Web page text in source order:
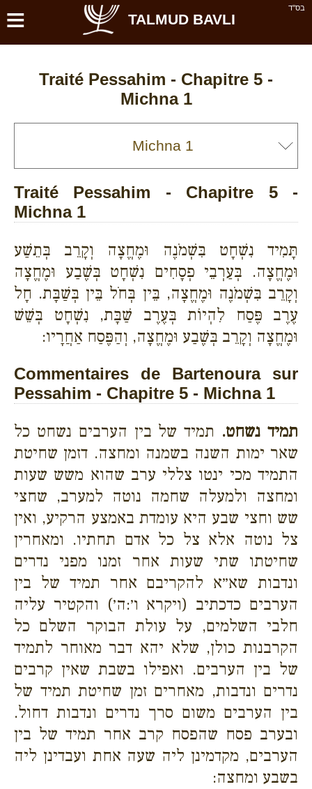
בס''ד ≡ TALMUD BAVLI
Traité Pessahim - Chapitre 5 -
Michna 1
Traité Pessahim - Chapitre 5 -
Michna 1
תָּמִיד נִשְׁחָט בִּשְׁמֹנֶה וּמֶחֱצָה וְקָרֵב בְּתֵשַׁע
וּמֶחֱצָה. בְּעַרְבֵי פְסָחִים נִשְׁחָט בְּשֶׁבַע וּמֶחֱצָה
וְקָרֵב בִּשְׁמֹנֶה וּמֶחֱצָה, בֵּין בְּחֹל בֵּין בְּשַׁבָּת. חָל
עֶרֶב פֶּסַח לִהְיוֹת בְּעֶרֶב שַׁבָּת, נִשְׁחָט בְּשֵׁשׁ
וּמֶחֱצָה וְקָרֵב בְּשֶׁבַע וּמֶחֱצָה, וְהַפֶּסַח אַחֲרָיו:
Commentaires de Bartenoura sur
Pessahim - Chapitre 5 - Michna 1
תמיד נשחט. תמיד של בין הערבים נשחט כל
שאר ימות השנה בשמנה ומחצה. דזמן שחיטת
התמיד מכי ינטו צללי ערב שהוא משש שעות
ומחצה ולמעלה שחמה נוטה למערב, שחצי
שש וחצי שבע היא עומדת באמצע הרקיע, ואין
צל נוטה אלא צל כל אדם תחתיו. ומאחרין
שחיטתו שתי שעות אחר זמנו מפני נדרים
ונדבות שא״א להקריבם אחר תמיד של בין
הערבים כדכתיב (ויקרא ו׳:ה׳) והקטיר עליה
חלבי השלמים, על עולת הבוקר השלם כל
הקרבנות כולן, שלא יהא דבר מאוחר לתמיד
של בין הערבים. ואפילו בשבת שאין קרבים
נדרים ונדבות, מאחרים זמן שחיטת תמיד של
בין הערבים משום סרך נדרים ונדבות דחול.
ובערב פסח שהפסח קרב אחר תמיד של בין
הערבים, מקדמינן ליה שעה אחת ועבדינן ליה
בשבע ומחצה: